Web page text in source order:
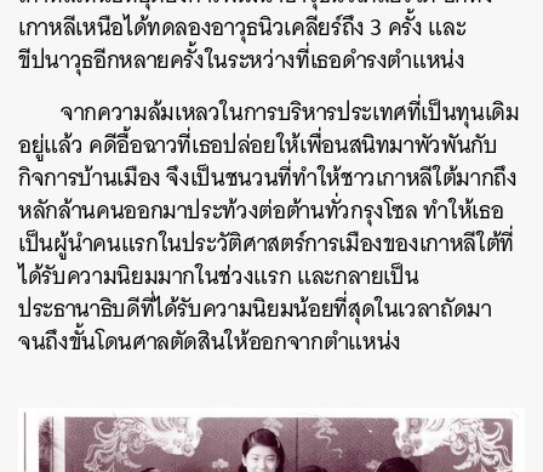
เกาหลีเหนือได้ทดลองอาวุธนิวเคลียร์ถึง 3 ครั้ง และ
ขีปนาวุธอีกหลายครั้งในระหว่างที่เธอดำรงตำแหน่ง
จากความล้มเหลวในการบริหารประเทศที่เป็นทุนเดิม
อยู่แล้ว คดีอื้อฉาวที่เธอปล่อยให้เพื่อนสนิทมาพัวพันกับ
กิจการบ้านเมือง จึงเป็นชนวนที่ทำให้ชาวเกาหลีใต้มากถึง
หลักล้านคนออกมาประท้วงต่อต้านทั่วกรุงโซล ทำให้เธอ
เป็นผู้นำคนแรกในประวัติศาสตร์การเมืองของเกาหลีใต้ที่
ได้รับความนิยมมากในช่วงแรก และกลายเป็น
ประธานาธิบดีที่ได้รับความนิยมน้อยที่สุดในเวลาถัดมา
จนถึงขั้นโดนศาลตัดสินให้ออกจากตำแหน่ง